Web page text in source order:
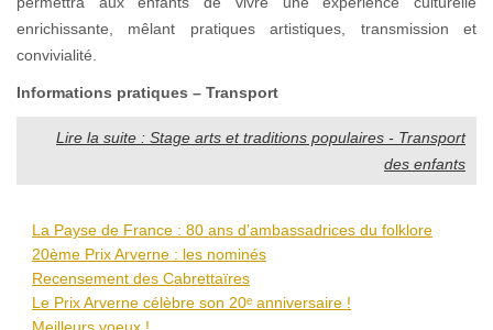
enrichissante, mêlant pratiques artistiques, transmission et
convivialité.
Informations pratiques – Transport
Lire la suite : Stage arts et traditions populaires - Transport
des enfants
La Payse de France : 80 ans d’ambassadrices du folklore
20ème Prix Arverne : les nominés
Recensement des Cabrettaïres
Le Prix Arverne célèbre son 20ᵉ anniversaire !